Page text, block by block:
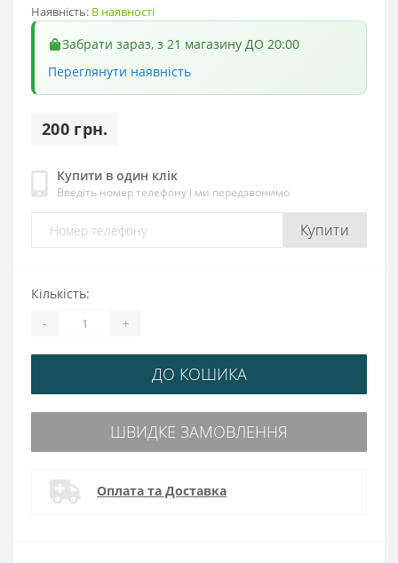
Наявність: В наявності
Забрати зараз, з 21 магазину ДО 20:00
Переглянути наявність
200 грн.
Купити в один клік
Введіть номер телефону і ми передзвонимо
Купити
Кількість:
- +
ДО КОШИКА
ШВИДКЕ ЗАМОВЛЕННЯ
Оплата та Доставка